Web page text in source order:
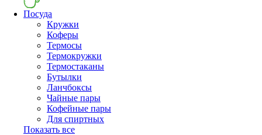
Посуда
Кружки
Коферы
Термосы
Термокружки
Термостаканы
Бутылки
Ланчбоксы
Чайные пары
Кофейные пары
Для спиртных
Показать все